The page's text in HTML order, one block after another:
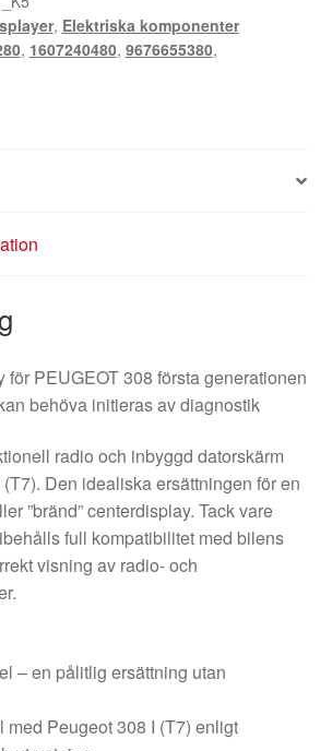
, Elektriska komponenter
, 1607240480, 9676655380,
för PEUGEOT 308 första generationen
behöva initieras av diagnostik
radio och inbyggd datorskärm
Den idealiska ersättningen för en
”bränd” centerdisplay. Tack vare
full kompatibilitet med bilens
visning av radio- och
– en pålitlig ersättning utan
med Peugeot 308 I (T7) enligt